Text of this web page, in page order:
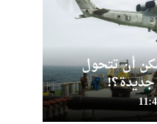
أن تتحول
جديدة؟!